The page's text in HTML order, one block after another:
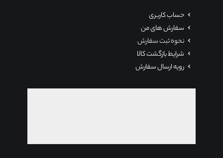
حساب کاربری
سفارش های من
نحوه ثبت سفارش
شرایط بازگشت کالا
رویه ارسال سفارش